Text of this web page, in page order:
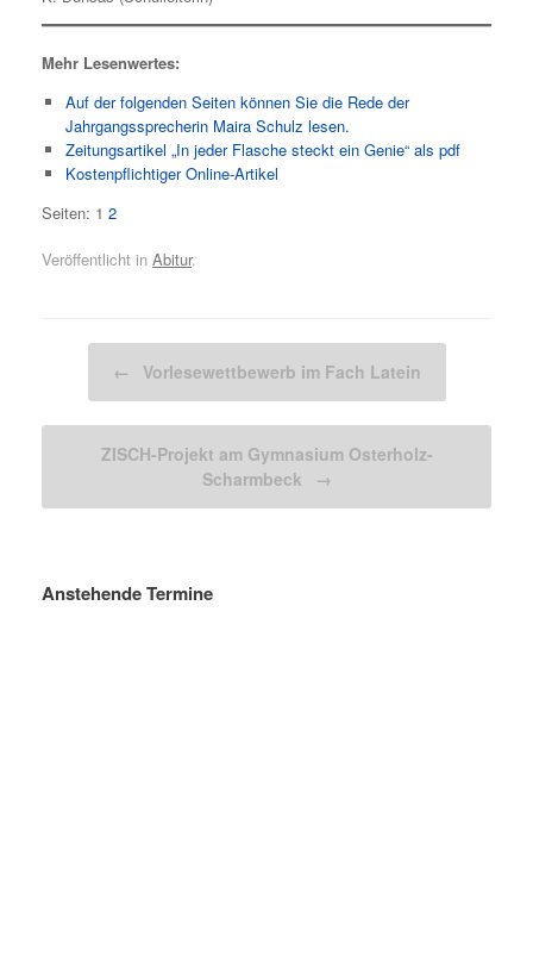
Mehr Lesenwertes:
Auf der folgenden Seiten können Sie die Rede der
Jahrgangssprecherin Maira Schulz lesen.
Zeitungsartikel „In jeder Flasche steckt ein Genie“ als pdf
Kostenpflichtiger Online-Artikel
Seiten: 1 2
Veröffentlicht in Abitur.
← Vorlesewettbewerb im Fach Latein
ZISCH-Projekt am Gymnasium Osterholz-
Scharmbeck
→
Anstehende Termine